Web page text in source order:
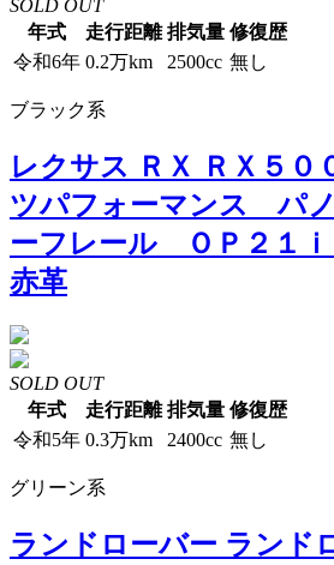
SOLD OUT
年式
走行距離 排気量 修復歴
令和6年 0.2万km 2500cc 無し
ブラック系
レクサス ＲＸ ＲＸ５
ツパフォーマンス パ
ーフレール ＯＰ２１
赤革
SOLD OUT
年式
走行距離 排気量 修復歴
令和5年 0.3万km 2400cc 無し
グリーン系
ランドローバー ランド